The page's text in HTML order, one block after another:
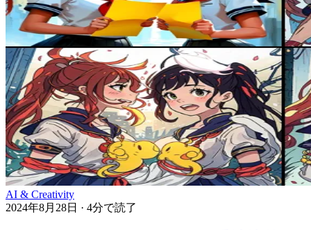
AI & Creativity
2024年8月28日 · 4分で読了